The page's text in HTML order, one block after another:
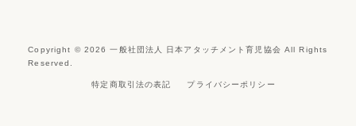
Copyright © 2026 一般社団法人 日本アタッチメント育児協会 All Rights
Reserved.
特定商取引法の表記 プライバシーポリシー